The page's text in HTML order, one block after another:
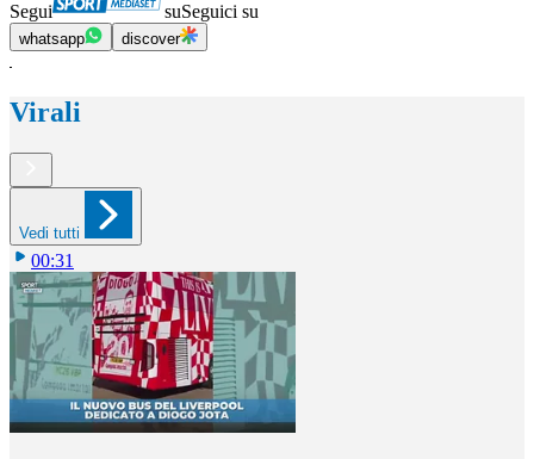
Segui suSeguici su
whatsapp discover
Virali
Vedi tutti
00:31